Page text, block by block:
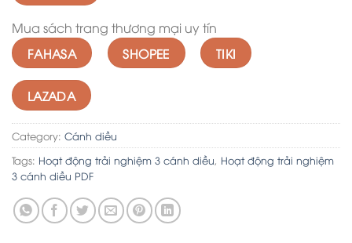
Mua sách trang thương mại uy tín
FAHASA SHOPEE TIKI
LAZADA
Category: Cánh diều
Tags: Hoạt động trải nghiệm 3 cánh diều, Hoạt động trải nghiệm
3 cánh diều PDF